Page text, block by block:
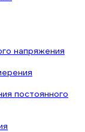
напряжения
постоянного